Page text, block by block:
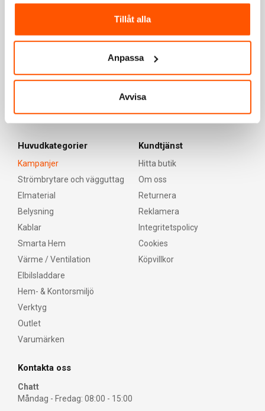
Tillåt alla
Anpassa
Avvisa
till konkurrenskraftiga priser och samtidigt få tillgång till bra
service både före, efter och mellan köpen. I vår butik hittar du
säkra leverantörer av leverans och betalning för att våra
kunder ska kunna känna sig säkra med att handla hos oss på
Huvudkategorier
Kampanjer
Strömbrytare och vägguttag
Elmaterial
Belysning
Kablar
Smarta Hem
Värme / Ventilation
Elbilsladdare
Hem- & Kontorsmiljö
Verktyg
Outlet
Varumärken
Kundtjänst
Hitta butik
Om oss
Returnera
Reklamera
Integritetspolicy
Cookies
Köpvillkor
Kontakta oss
Chatt
Måndag - Fredag: 08:00 - 15:00